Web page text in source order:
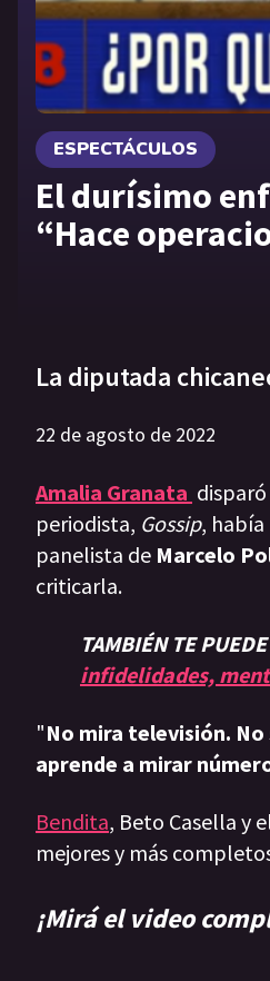
ESPECTÁCULOS
El durísimo
“Hace
La diputada
22 de agosto de 2022
Amalia Granata
periodista, Gossip, había
panelista de Marcelo
criticarla.
TAMBIÉN TE
infidelidades,
"No mira televisión.
aprende a mirar
Bendita, Beto Casella y
mejores y más
¡Mirá el video